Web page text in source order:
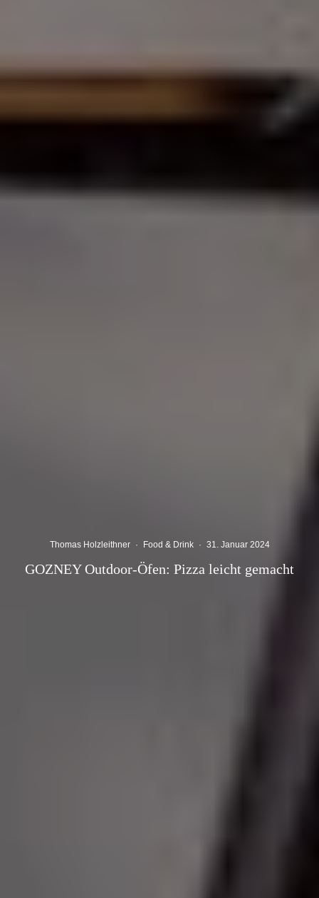
Thomas Holzleithner · Food & Drink · 31. Januar 2024
GOZNEY Outdoor-Öfen: Pizza leicht gemacht